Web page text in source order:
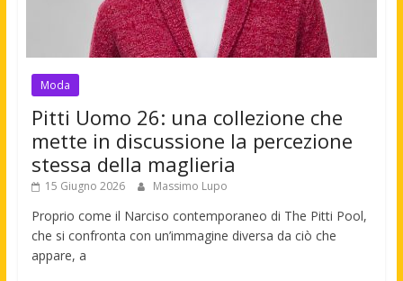
Moda
Pitti Uomo 26: una collezione che
mette in discussione la percezione
stessa della maglieria
15 Giugno 2026 Massimo Lupo
Proprio come il Narciso contemporaneo di The Pitti Pool,
che si confronta con un’immagine diversa da ciò che
appare, a